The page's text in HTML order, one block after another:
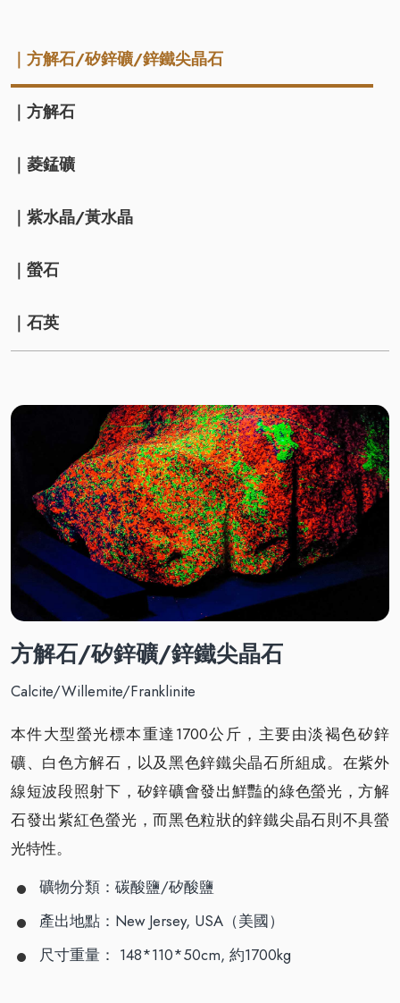
｜方解石/矽鋅礦/鋅鐵尖晶石
｜方解石
｜菱錳礦
｜紫水晶/黃水晶
｜螢石
｜石英
方解石/矽鋅礦/鋅鐵尖晶石
Calcite/Willemite/Franklinite
本件大型螢光標本重達1700公斤，主要由淡褐色矽鋅
礦、白色方解石，以及黑色鋅鐵尖晶石所組成。在紫外
線短波段照射下，矽鋅礦會發出鮮豔的綠色螢光，方解
石發出紫紅色螢光，而黑色粒狀的鋅鐵尖晶石則不具螢
光特性。
礦物分類：碳酸鹽/矽酸鹽
產出地點：New Jersey, USA（美國）
尺寸重量： 148*110*50cm, 約1700kg